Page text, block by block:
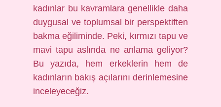
kadınlar bu kavramlara genellikle daha
duygusal ve toplumsal bir perspektiften
bakma eğiliminde. Peki, kırmızı tapu ve
mavi tapu aslında ne anlama geliyor?
Bu yazıda, hem erkeklerin hem de
kadınların bakış açılarını derinlemesine
inceleyeceğiz.